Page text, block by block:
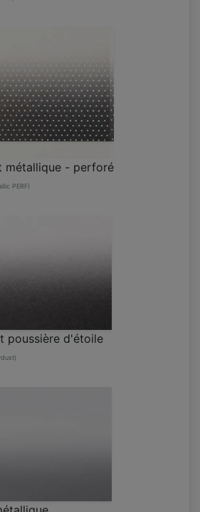
métallique - perforé
PERF)
poussière d'étoile